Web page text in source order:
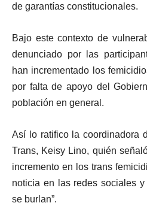
de garantías constitucionales.
Bajo este contexto de
denunciado por las
han incrementado los
por falta de apoyo del
población en general.
Así lo ratifico la coordinadora
Trans, Keisy Lino, quién
incremento en los trans
noticia en las redes sociales
se burlan”.